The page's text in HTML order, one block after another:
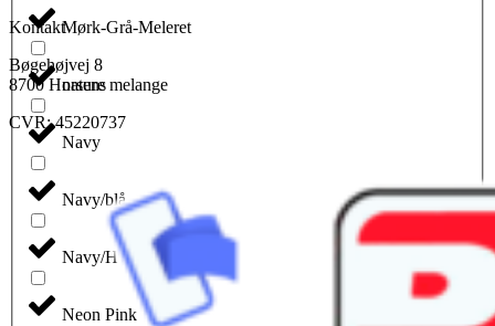
Mørk-Grå-Meleret
nature melange
Navy
Navy/blå
Navy/Hvid
Neon Pink
Kontakt
Bøgehøjvej 8
8700 Horsens
CVR: 45220737